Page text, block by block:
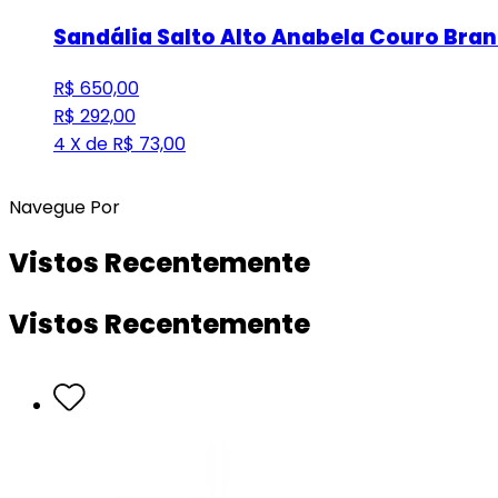
Sandália Salto Alto Anabela Couro
R$ 650,00
R$ 292,00
4 X de R$ 73,00
Navegue Por
Vistos Recentemente
Vistos Recentemente